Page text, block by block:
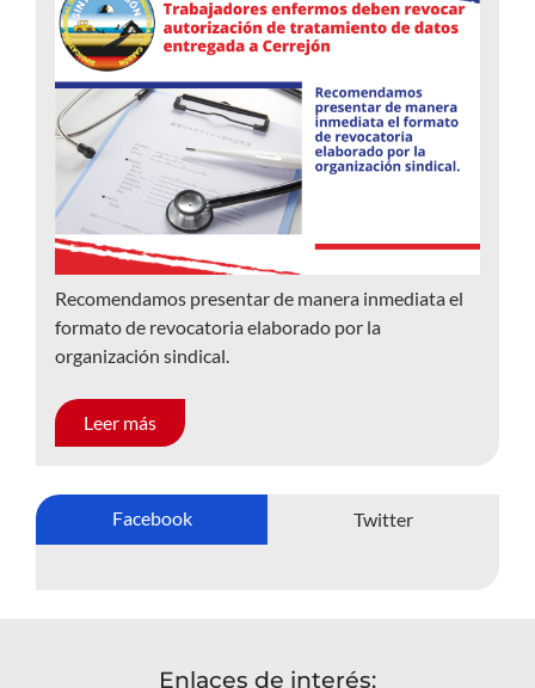
Recomendamos presentar de manera inmediata el
formato de revocatoria elaborado por la
organización sindical.
Leer más
Facebook Twitter
Enlaces de interés: